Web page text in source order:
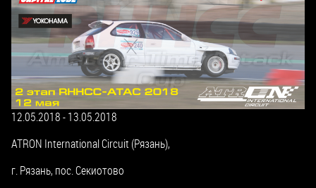
12.05.2018-13.05.2018
ATRON International Circuit (Рязань),
г. Рязань, пос. Секиотово